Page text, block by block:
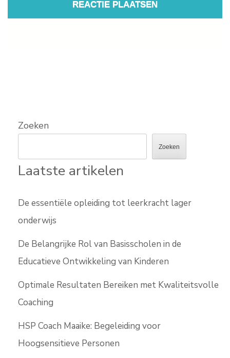
Zoeken
Zoeken
Laatste artikelen
De essentiële opleiding tot leerkracht lager
onderwijs
De Belangrijke Rol van Basisscholen in de
Educatieve Ontwikkeling van Kinderen
Optimale Resultaten Bereiken met Kwaliteitsvolle
Coaching
HSP Coach Maaike: Begeleiding voor
Hoogsensitieve Personen